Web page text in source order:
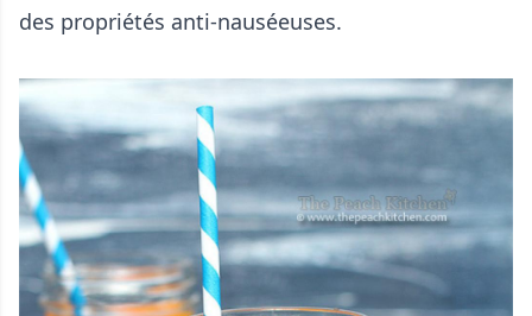
des propriétés anti-nauséeuses.